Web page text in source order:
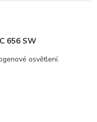
656 SW
osvětlení.